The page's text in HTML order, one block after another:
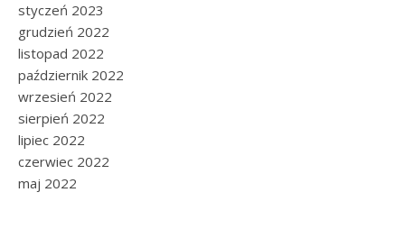
styczeń 2023
grudzień 2022
listopad 2022
październik 2022
wrzesień 2022
sierpień 2022
lipiec 2022
czerwiec 2022
maj 2022